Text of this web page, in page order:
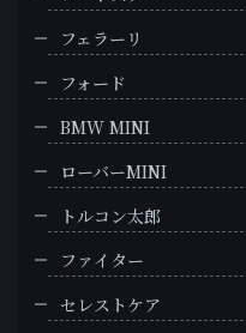
フェラーリ
フォード
BMW MINI
ローバーMINI
トルコン太郎
ファイター
セレストケア